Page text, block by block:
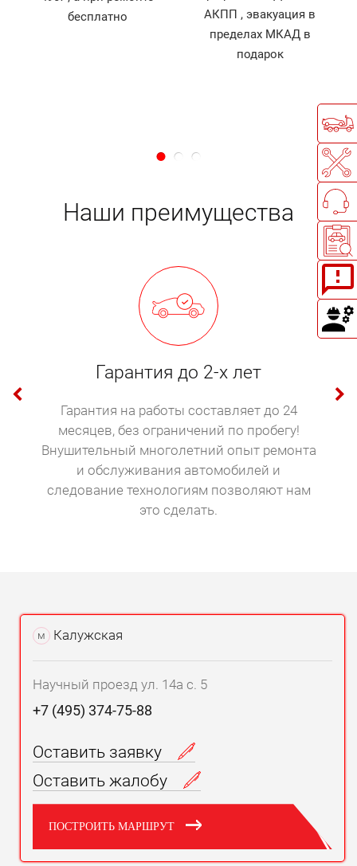
бесплатно
АКПП , эвакуация в
пределах МКАД в
подарок
Наши преимущества
Гарантия до 2-х лет
Гарантия на работы составляет до 24
месяцев, без ограничений по пробегу!
Внушительный многолетний опыт ремонта
и обслуживания автомобилей и
следование технологиям позволяют нам
это сделать.
м Калужская
Научный проезд ул. 14а с. 5
+7 (495) 374-75-88
Оставить заявку
Оставить жалобу
ПОСТРОИТЬ МАРШРУТ